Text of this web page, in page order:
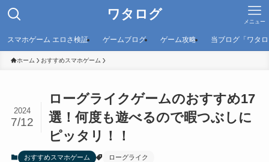
ワタログ メニュー
スマホゲーム エロさ検証 ゲームブログ ゲーム攻略 当ブログ「ワタ
ホーム おすすめスマホゲーム
ローグライクゲームのおすすめ17
選！何度も遊べるので暇つぶしに
ピッタリ！！
2024
7/12
おすすめスマホゲーム ローグライク